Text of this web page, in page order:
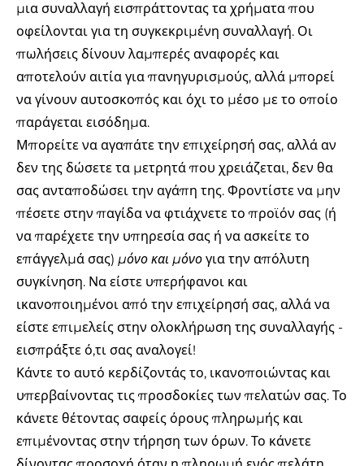
μια συναλλαγή εισπράττοντας τα χρήματα που
οφείλονται για τη συγκεκριμένη συναλλαγή. Οι
πωλήσεις δίνουν λαμπερές αναφορές και
αποτελούν αιτία για πανηγυρισμούς, αλλά μπορεί
να γίνουν αυτοσκοπός και όχι το μέσο με το οποίο
παράγεται εισόδημα.
Μπορείτε να αγαπάτε την επιχείρησή σας, αλλά αν
δεν της δώσετε τα μετρητά που χρειάζεται, δεν θα
σας ανταποδώσει την αγάπη της. Φροντίστε να μην
πέσετε στην παγίδα να φτιάχνετε το προϊόν σας (ή
να παρέχετε την υπηρεσία σας ή να ασκείτε το
επάγγελμά σας) μόνο και μόνο για την απόλυτη
συγκίνηση. Να είστε υπερήφανοι και
ικανοποιημένοι από την επιχείρησή σας, αλλά να
είστε επιμελείς στην ολοκλήρωση της συναλλαγής -
εισπράξτε ό,τι σας αναλογεί!
Κάντε το αυτό κερδίζοντάς το, ικανοποιώντας και
υπερβαίνοντας τις προσδοκίες των πελατών σας. Το
κάνετε θέτοντας σαφείς όρους πληρωμής και
επιμένοντας στην τήρηση των όρων. Το κάνετε